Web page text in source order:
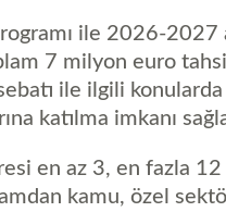
ile 2026-2027
7 milyon euro
ile ilgili
katılma imkanı
en az 3, en fazla
kamu, özel